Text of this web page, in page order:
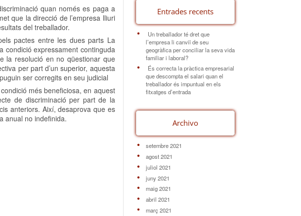
quan només es paga a
que la direcció de l’empresa lliuri
del treballador.
pactes entre les dues parts La
condició expressament continguda
la resolució en no qüestionar que
per part d’un superior, aquesta
ser corregits en seu judicial
més beneficiosa, en aquest
de discriminació per part de la
anteriors. Així, desaprova que es
anual no indefinida.
Entrades recents
Un treballador té dret que
l’empresa li canviï de seu
geogràfica per conciliar la seva vida
familiar i laboral?
És correcta la pràctica empresarial
que descompta el salari quan el
treballador és impuntual en els
fitxatges d’entrada
Archivo
setembre 2021
agost 2021
juliol 2021
juny 2021
maig 2021
abril 2021
març 2021